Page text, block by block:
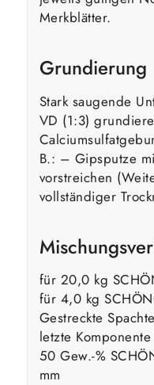
Merkblätter.
Grundierung
Stark saugende
VD (1:3)
B.: – Gipsputze
vorstreichen
vollständiger
für 20,0 kg
für 4,0 kg
Gestreckte
letzte
50 Gew.-%
mm